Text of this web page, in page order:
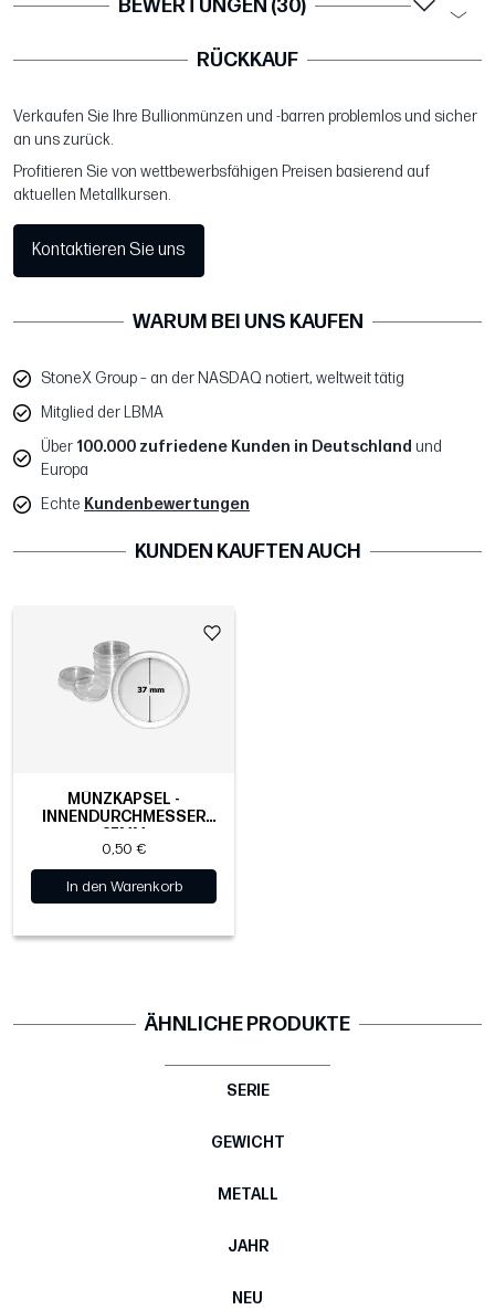
BEWERTUNGEN (30)
RÜCKKAUF
Verkaufen Sie Ihre Bullionmünzen und -barren problemlos und sicher
an uns zurück.
Profitieren Sie von wettbewerbsfähigen Preisen basierend auf
aktuellen Metallkursen.
Kontaktieren Sie uns
WARUM BEI UNS KAUFEN
StoneX Group – an der NASDAQ notiert, weltweit tätig
Mitglied der LBMA
Über 100.000 zufriedene Kunden in Deutschland und
Europa
Echte Kundenbewertungen
KUNDEN KAUFTEN AUCH
MÜNZKAPSEL -
INNENDURCHMESSER
37MM
0,50 €
In den Warenkorb
ÄHNLICHE PRODUKTE
SERIE
GEWICHT
METALL
JAHR
NEU